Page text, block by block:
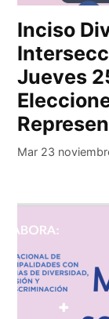
Inciso
Jueves
Mar 23